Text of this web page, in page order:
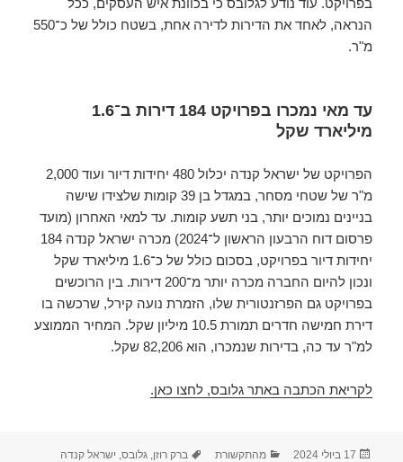
הנראה, לאחד את הדירות לדירה אחת, בשטח כולל של כ־550
מ"ר.
עד מאי נמכרו בפרויקט 184 דירות ב־1.6
מיליארד שקל
הפרויקט של ישראל קנדה יכלול 480 יחידות דיור ועוד 2,000
מ"ר של שטחי מסחר, במגדל בן 39 קומות שלצידו שישה
בניינים נמוכים יותר, בני תשע קומות. עד למאי האחרון (מועד
פרסום דוח הרבעון הראשון ל־2024) מכרה ישראל קנדה 184
יחידות דיור בפרויקט, בסכום כולל של כ־1.6 מיליארד שקל
ונכון להיום החברה מכרה יותר מ־200 דירות. בין הרוכשים
בפרויקט גם הפרזנטורית שלו, הזמרת נועה קירל, שרכשה בו
דירת חמישה חדרים תמורת 10.5 מיליון שקל. המחיר הממוצע
למ"ר עד כה, בדירות שנמכרו, הוא 82,206 שקל.
לקריאת הכתבה באתר גלובס, לחצו כאן.
פורסם
17 ביולי 2024 קטגוריות
מהתקשורת תגיות
ברק רוזן,גלובס, ישראל קנדה